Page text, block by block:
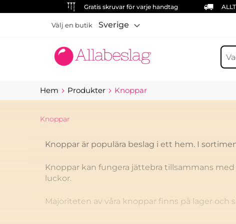
Gratis skruvar för varje handtag
Välj en butik Sverige
Sök
Hem Produkter Knoppar
Knoppar
Knoppar är populära beslag i ett hem. I
Knoppar kan fungera jättebra tillsammans
luckor.
Majoriteten av våra knoppar finns på lager